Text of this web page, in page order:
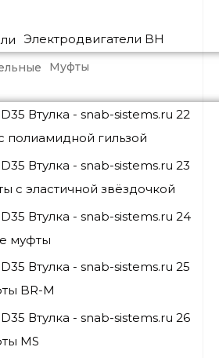
Электродвигатели BH
Муфты
полиамидной гильзой
с эластичной звёздочкой
муфты
BR-M
MS